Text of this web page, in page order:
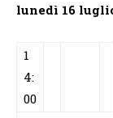
lunedì 16
1
4:
00